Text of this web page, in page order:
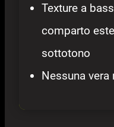
Texture a
comparto
sottotono
Nessuna